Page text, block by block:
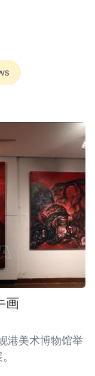
画
港美术博物馆举